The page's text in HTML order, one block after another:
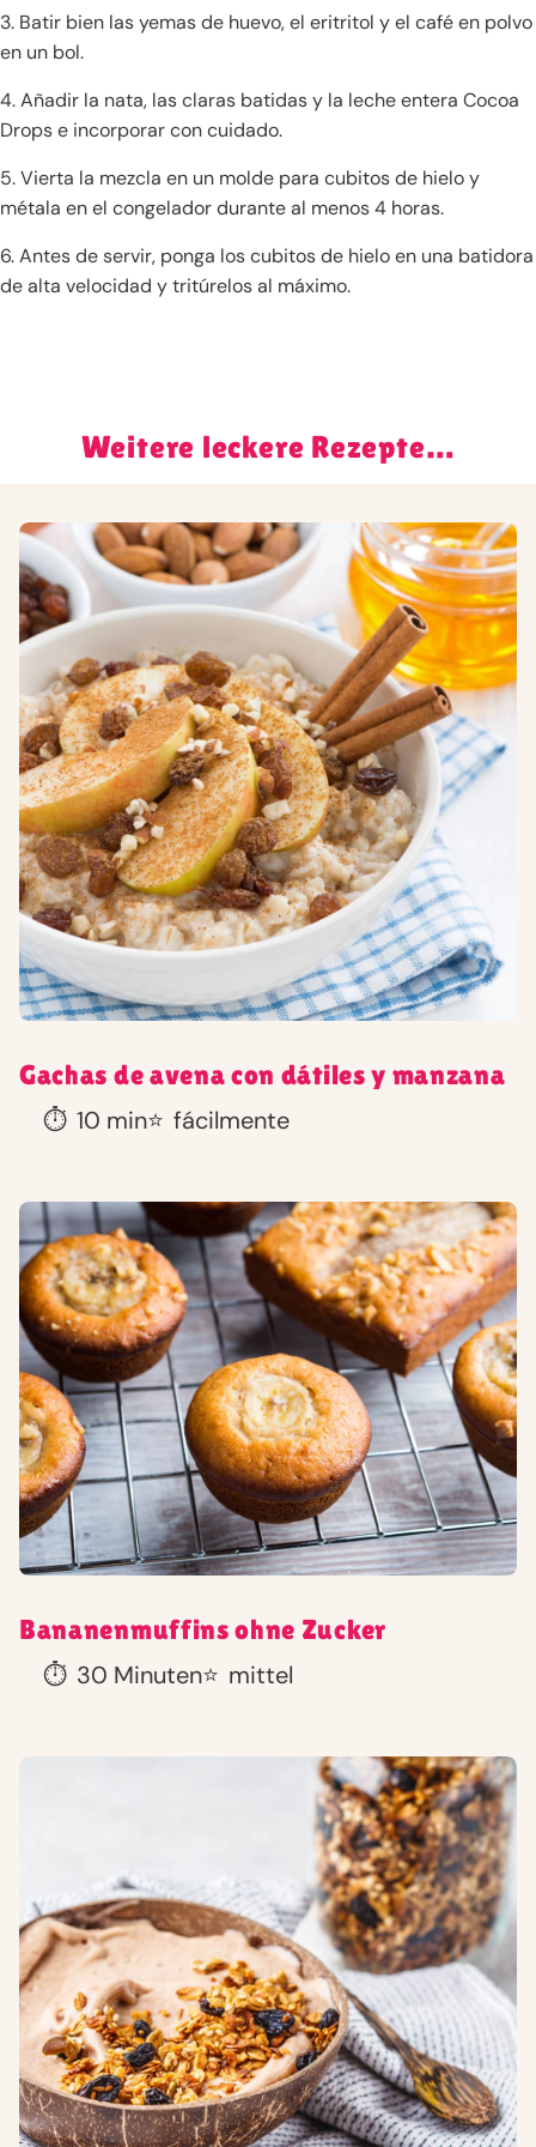
3. Batir bien las yemas de huevo, el eritritol y el café en polvo
en un bol.
4. Añadir la nata, las claras batidas y la leche entera Cocoa
Drops e incorporar con cuidado.
5. Vierta la mezcla en un molde para cubitos de hielo y
métala en el congelador durante al menos 4 horas.
6. Antes de servir, ponga los cubitos de hielo en una batidora
de alta velocidad y tritúrelos al máximo.
Weitere leckere Rezepte…
Gachas de avena con dátiles y manzana
⏱️ 10 min⭐ fácilmente
Bananenmuffins ohne Zucker
⏱️ 30 Minuten⭐ mittel